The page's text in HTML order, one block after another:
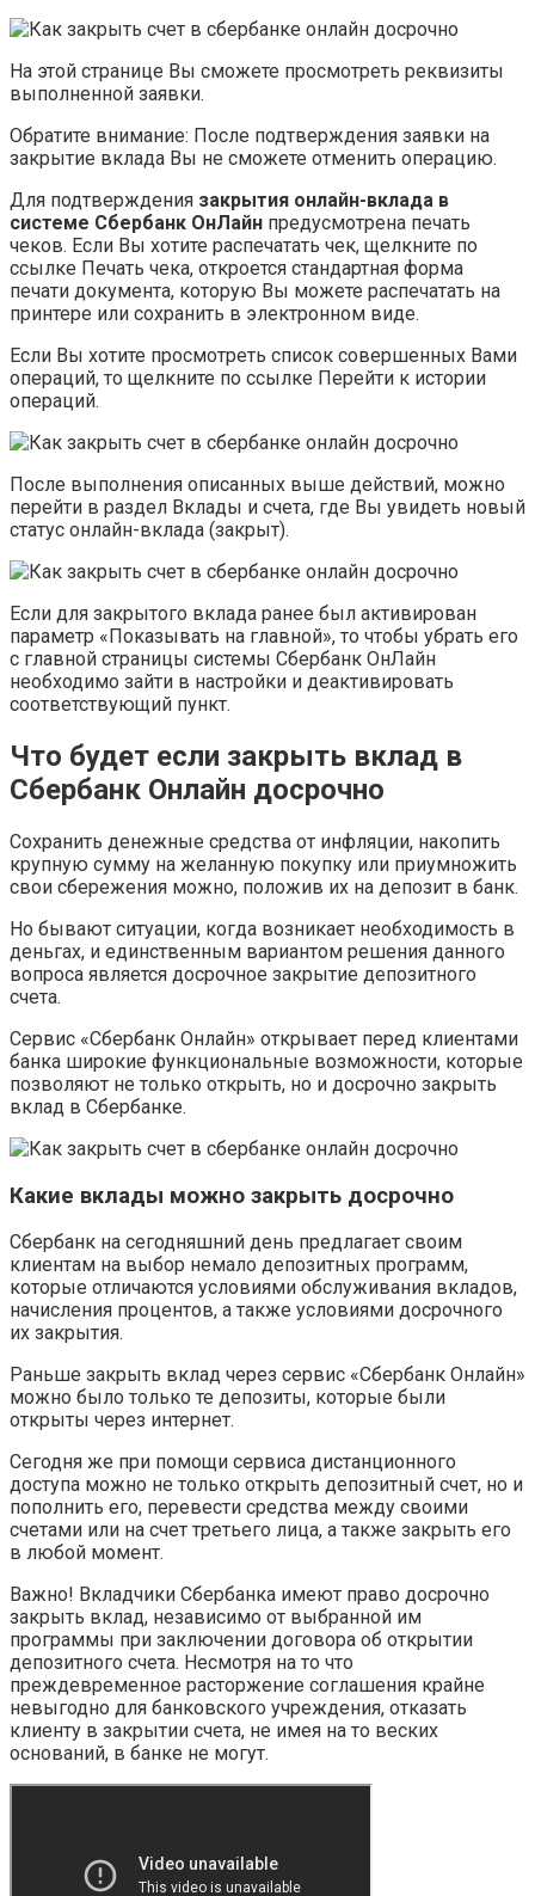
На этой странице Вы сможете просмотреть реквизиты
выполненной заявки.
Обратите внимание: После подтверждения заявки на
закрытие вклада Вы не сможете отменить операцию.
Для подтверждения закрытия онлайн-вклада в
системе Сбербанк ОнЛайн предусмотрена печать
чеков. Если Вы хотите распечатать чек, щелкните по
ссылке Печать чека, откроется стандартная форма
печати документа, которую Вы можете распечатать на
принтере или сохранить в электронном виде.
Если Вы хотите просмотреть список совершенных Вами
операций, то щелкните по ссылке Перейти к истории
операций.
После выполнения описанных выше действий, можно
перейти в раздел Вклады и счета, где Вы увидеть новый
статус онлайн-вклада (закрыт).
Если для закрытого вклада ранее был активирован
параметр «Показывать на главной», то чтобы убрать его
с главной страницы системы Сбербанк ОнЛайн
необходимо зайти в настройки и деактивировать
соответствующий пункт.
Что будет если закрыть вклад в
Сбербанк Онлайн досрочно
Сохранить денежные средства от инфляции, накопить
крупную сумму на желанную покупку или приумножить
свои сбережения можно, положив их на депозит в банк.
Но бывают ситуации, когда возникает необходимость в
деньгах, и единственным вариантом решения данного
вопроса является досрочное закрытие депозитного
счета.
Сервис «Сбербанк Онлайн» открывает перед клиентами
банка широкие функциональные возможности, которые
позволяют не только открыть, но и досрочно закрыть
вклад в Сбербанке.
Какие вклады можно закрыть досрочно
Сбербанк на сегодняшний день предлагает своим
клиентам на выбор немало депозитных программ,
которые отличаются условиями обслуживания вкладов,
начисления процентов, а также условиями досрочного
их закрытия.
Раньше закрыть вклад через сервис «Сбербанк Онлайн»
можно было только те депозиты, которые были
открыты через интернет.
Сегодня же при помощи сервиса дистанционного
доступа можно не только открыть депозитный счет, но и
пополнить его, перевести средства между своими
счетами или на счет третьего лица, а также закрыть его
в любой момент.
Важно! Вкладчики Сбербанка имеют право досрочно
закрыть вклад, независимо от выбранной им
программы при заключении договора об открытии
депозитного счета. Несмотря на то что
преждевременное расторжение соглашения крайне
невыгодно для банковского учреждения, отказать
клиенту в закрытии счета, не имея на то веских
оснований, в банке не могут.